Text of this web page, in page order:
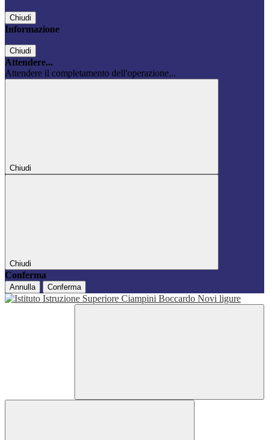
Chiudi
Informazione
Chiudi
Attendere...
Attendere il completamento dell'operazione...
Chiudi
Chiudi
Conferma
Annulla Conferma